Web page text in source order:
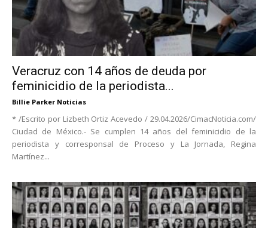
Veracruz con 14 años de deuda por
feminicidio de la periodista...
Billie Parker Noticias
* /Escrito por Lizbeth Ortiz Acevedo / 29.04.2026/CimacNoticia.com/
Ciudad de México.- Se cumplen 14 años del feminicidio de la
periodista y corresponsal de Proceso y La Jornada, Regina
Martínez...